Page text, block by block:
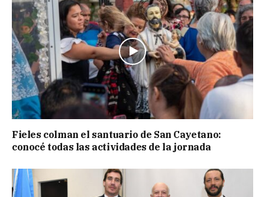
Fieles colman el santuario de San Cayetano:
conocé todas las actividades de la jornada